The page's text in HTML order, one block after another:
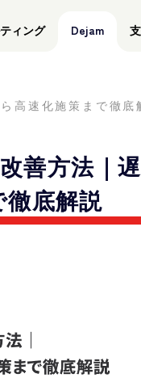
ィング Dejam
高速化施策まで徹底
善方法｜
底解説